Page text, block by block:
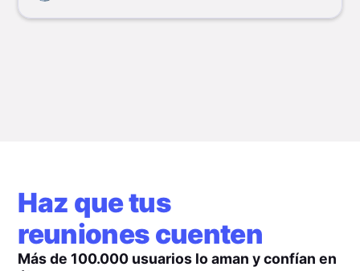
Haz que tus
reuniones cuenten
Más de 100.000 usuarios lo aman y confían en